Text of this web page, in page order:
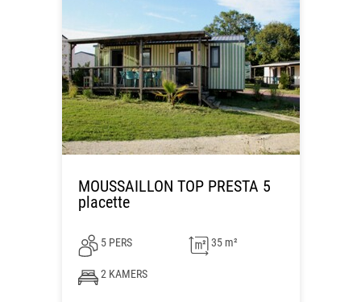
MOUSSAILLON TOP PRESTA 5
placette
5 PERS 35 m²
2 KAMERS